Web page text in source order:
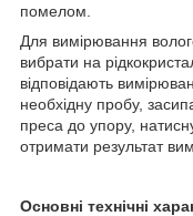
помелом.
Для вимірювання
вибрати на
відповідають
необхідну пробу,
преса до упору,
отримати результат
Основні технічні